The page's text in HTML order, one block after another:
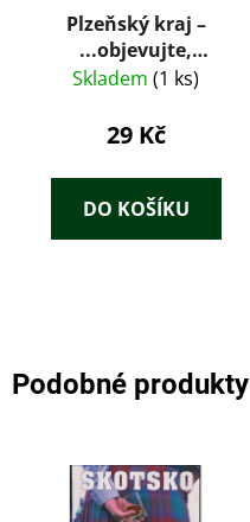
Plzeňský kraj –
...objevujte,
poznávejte, bavte se -
Skladem (1 ks)
29 Kč
DO KOŠÍKU
Podobné produkty